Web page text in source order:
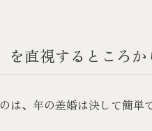
直視するところか
は、年の差婚は決して簡単